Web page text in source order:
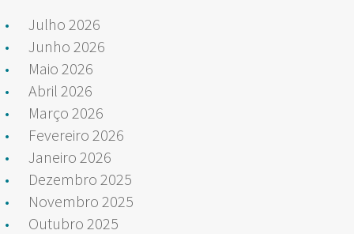
Julho 2026
Junho 2026
Maio 2026
Abril 2026
Março 2026
Fevereiro 2026
Janeiro 2026
Dezembro 2025
Novembro 2025
Outubro 2025